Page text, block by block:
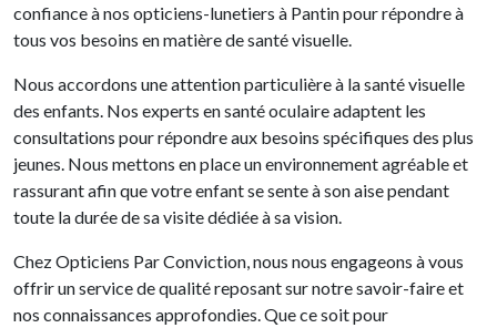
confiance à nos opticiens-lunetiers à Pantin pour répondre à
tous vos besoins en matière de santé visuelle.
Nous accordons une attention particulière à la santé visuelle
des enfants. Nos experts en santé oculaire adaptent les
consultations pour répondre aux besoins spécifiques des plus
jeunes. Nous mettons en place un environnement agréable et
rassurant afin que votre enfant se sente à son aise pendant
toute la durée de sa visite dédiée à sa vision.
Chez Opticiens Par Conviction, nous nous engageons à vous
offrir un service de qualité reposant sur notre savoir-faire et
nos connaissances approfondies. Que ce soit pour